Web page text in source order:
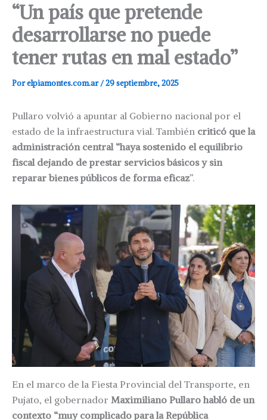
“Un país que pretende
desarrollarse no puede
tener rutas en mal estado”
Porelpiamontes.com.ar/29 septiembre, 2025
Pullaro volvió a apuntar al Gobierno nacional por el
estado de la infraestructura vial. También criticó que la
administración central “haya sostenido el equilibrio
fiscal dejando de prestar servicios básicos y sin
reparar bienes públicos de forma eficaz”.
En el marco de la Fiesta Provincial del Transporte, en
Pujato, el gobernador Maximiliano Pullaro habló de un
contexto “muy complicado para la República